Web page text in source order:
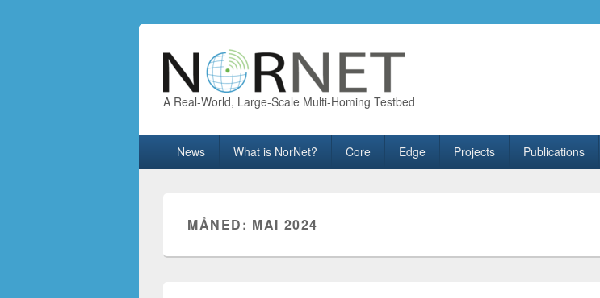
A Real-World, Large-Scale Multi-Homing Testbed
News What is NorNet? Core Edge Projects Publications
MÅNED: MAI 2024